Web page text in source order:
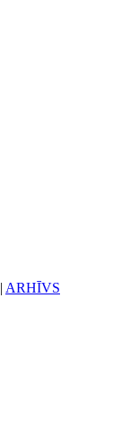
| ARHĪVS